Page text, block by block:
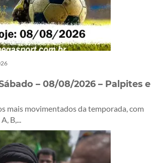
– 08/08/2026 – Palpites e
mais movimentados da temporada, com
B,...